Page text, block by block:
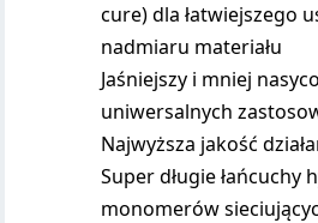
cure) dla łatwiejszego
nadmiaru materiału
Jaśniejszy i mniej
uniwersalnych
Najwyższa jakość
Super długie łańcuchy
monomerów